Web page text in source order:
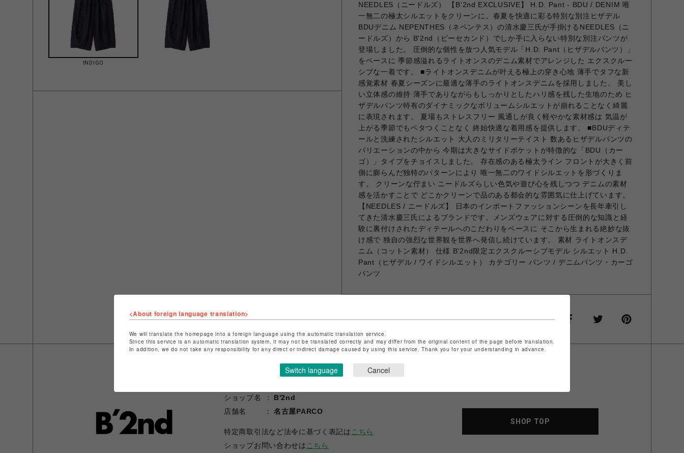
INDIGO
NEEDLES（ニードルズ） 【B'2nd EXCLUSIVE】 H.D. Pant - BDU / DENIM 唯
一無二の極太シルエットをクリーンに。春夏を快適に彩る特別な別注ヒザデル
BDUデニム NEPENTHES（ネペンテス）の清水慶三氏が手掛けるNEEDLES（ニ
ードルズ）から B'2nd（ビーセカンド）でしか手に入らない特別な別注パンツが
登場しました。 圧倒的な個性を放つ人気モデル「H.D. Pant（ヒザデルパンツ）」
をベースに 季節感溢れるライトオンスのデニム素材でアレンジした エクスクルー
シブな一着です。 ■ライトオンスデニムが叶える極上の穿き心地 薄手でタフな新
感覚素材 春夏シーズンに最適な薄手のライトオンスデニムを採用しました。 美し
い立体感の維持 薄手でありながらもしっかりとしたハリ感を残した生地のため ヒ
ザデルパンツ特有のダイナミックなボリュームシルエットが崩れることなく綺麗
に表現されます。 夏場もストレスフリー 風通しが良く軽やかな素材感は 気温が
上がる季節でもベタつくことなく 終始快適な着用感を提供します。 ■BDUディテ
ールと洗練されたシルエット 大人のミリタリーテイスト 数あるヒザデルパンツの
バリエーションの中から 今期は大きなサイドポケットが特徴的な「BDU（カー
ゴ）」タイプをチョイスしました。 存在感のある極太ライン フロントが大きく前
側に膨らんだ独特のパターンにより 唯一無二のワイドシルエットを形づくりま
す。 クリーンな佇まい ニードルズらしい色気や遊び心を残しつつ デニムの素材
感を活かすことで どこかクリーンで品のある都会的な雰囲気に仕上げています。
【NEEDLES / ニードルズ】 日本のインポートファッションシーンを長年牽引し
てきた清水慶三氏によるブランドです。メンズウェアに対する圧倒的な知識と経
験に裏付けされたディテールへのこだわりをベースに そこから生まれる絶妙な抜
け感で 独自の強烈な世界観を世界へ発信し続けています。 素材 ライトオンスデ
ニム（コットン素材） 仕様 B'2nd限定エクスクルーシブモデル シルエット H.D.
Pant（ヒザデル / ワイドシルエット） カテゴリー パンツ / デニムパンツ・カーゴ
パンツ
シェアする
ショップ名
B'2nd
店舗名
名古屋PARCO
特定商取引法など法令に基づく表記は こちら
ショップお問い合わせは こちら
SHOP TOP
<About foreign language translation>
We will translate the homepage into a foreign language using the automatic translation service.
Since this service is an automatic translation system, it may not be translated correctly and may differ from the original content of the page before translation.
In addition, we do not take any responsibility for any direct or indirect damage caused by using this service. Thank you for your understanding in advance.
Switch language Cancel